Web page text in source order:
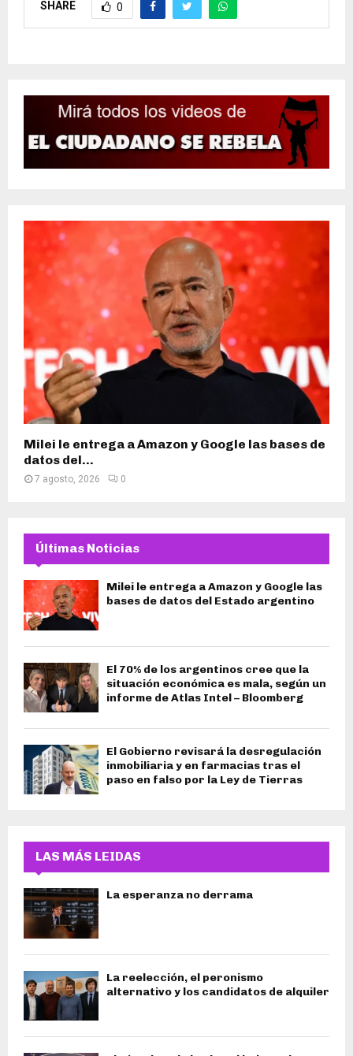
SHARE 0
Milei le entrega a Amazon y Google las bases de
datos del...
7 agosto, 2026 0
Últimas Noticias
Milei le entrega a Amazon y Google las
bases de datos del Estado argentino
El 70% de los argentinos cree que la
situación económica es mala, según un
informe de Atlas Intel – Bloomberg
El Gobierno revisará la desregulación
inmobiliaria y en farmacias tras el
paso en falso por la Ley de Tierras
LAS MÁS LEIDAS
La esperanza no derrama
La reelección, el peronismo
alternativo y los candidatos de alquiler